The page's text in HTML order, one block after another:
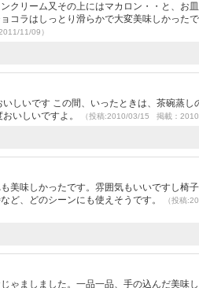
クリーム又その上にはマカロン・・と、お
コラはしっとり滑らかで大変美味しかった
11/09）
しいです この間、いったときは、茶碗蒸し
いしいですよ。
（投稿:2010/03/15 掲載：
美味しかったです。雰囲気もいいですし椅
ど、どのシーンにも使えそうです。
（投稿
ゃましました。一品一品、手の込んだ美味